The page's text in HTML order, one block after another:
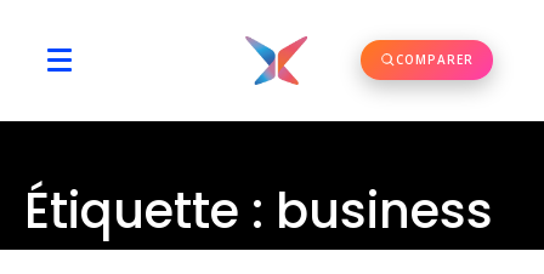
COMPARER
Étiquette : business